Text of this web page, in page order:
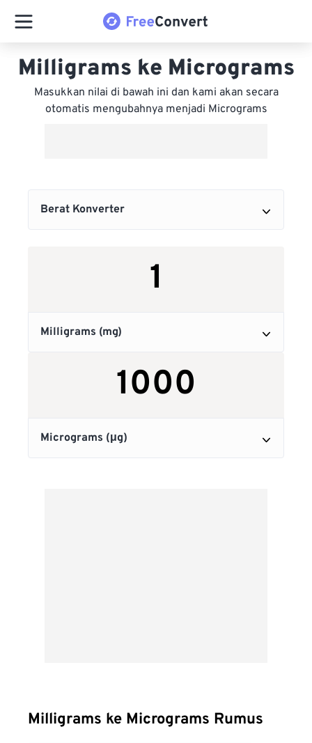
Milligrams ke Micrograms
Masukkan nilai di bawah ini dan kami akan secara
otomatis mengubahnya menjadi Micrograms
Milligrams ke Micrograms Rumus